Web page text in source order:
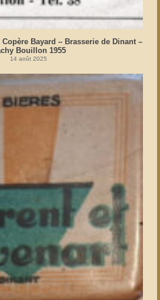
Bayard – Brasserie de Dinant –
Bouillon 1955
14 août 2025